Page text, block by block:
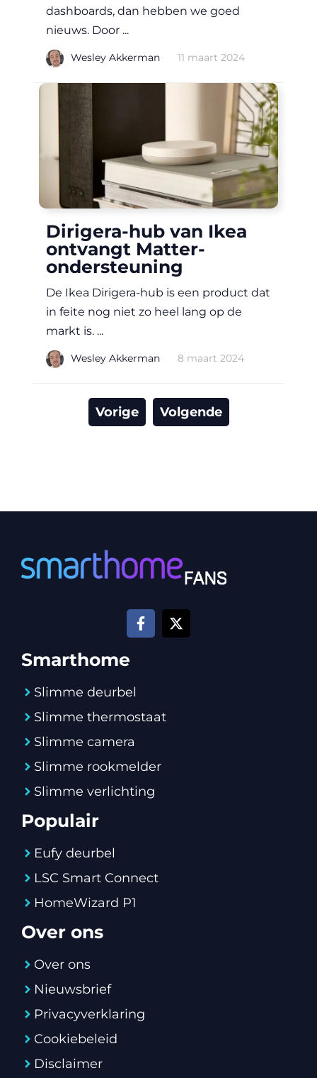
dashboards, dan hebben we goed
nieuws. Door ...
Wesley Akkerman 11 maart 2024
Dirigera-hub van Ikea
ontvangt Matter-
ondersteuning
De Ikea Dirigera-hub is een product dat
in feite nog niet zo heel lang op de
markt is. ...
Wesley Akkerman 8 maart 2024
Vorige Volgende
Smarthome
Slimme deurbel
Slimme thermostaat
Slimme camera
Slimme rookmelder
Slimme verlichting
Populair
Eufy deurbel
LSC Smart Connect
HomeWizard P1
Over ons
Over ons
Nieuwsbrief
Privacyverklaring
Cookiebeleid
Disclaimer